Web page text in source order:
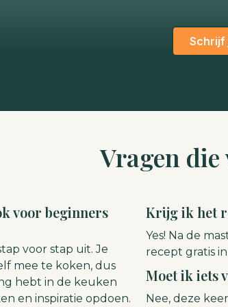
Schrijf
Vragen die
voor beginners
voor stap uit. Je
mee te koken, dus
hebt in de keuken
en inspiratie opdoen.
Krijg ik het
Yes! Na de
recept gratis
Moet ik iets
Nee, deze